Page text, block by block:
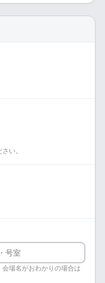
い。
場名がおわかりの場合は